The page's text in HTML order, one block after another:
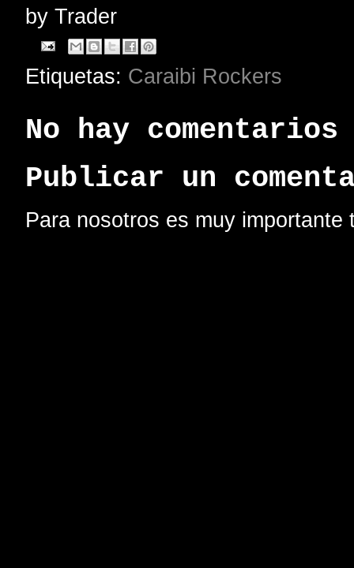
by Trader
Etiquetas: Caraibi Rockers
No hay
Publicar un
Para nosotros es muy